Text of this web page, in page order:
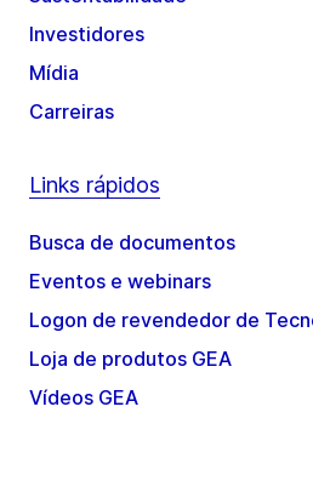
Investidores
Mídia
Carreiras
Links rápidos
Busca de documentos
Eventos e webinars
Logon de revendedor de
Loja de produtos GEA
Vídeos GEA